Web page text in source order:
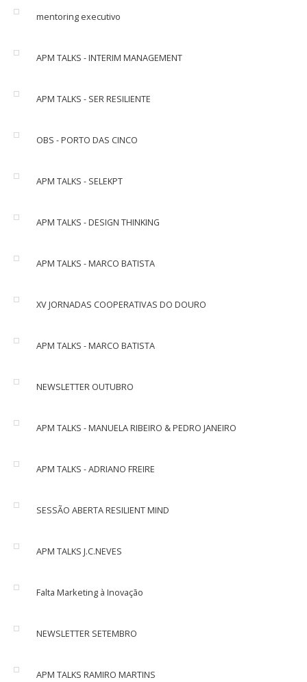
mentoring executivo
APM TALKS - INTERIM MANAGEMENT
APM TALKS - SER RESILIENTE
OBS - PORTO DAS CINCO
APM TALKS - SELEKPT
APM TALKS - DESIGN THINKING
APM TALKS - MARCO BATISTA
XV JORNADAS COOPERATIVAS DO DOURO
APM TALKS - MARCO BATISTA
NEWSLETTER OUTUBRO
APM TALKS - MANUELA RIBEIRO & PEDRO JANEIRO
APM TALKS - ADRIANO FREIRE
SESSÃO ABERTA RESILIENT MIND
APM TALKS J.C.NEVES
Falta Marketing à Inovação
NEWSLETTER SETEMBRO
APM TALKS RAMIRO MARTINS